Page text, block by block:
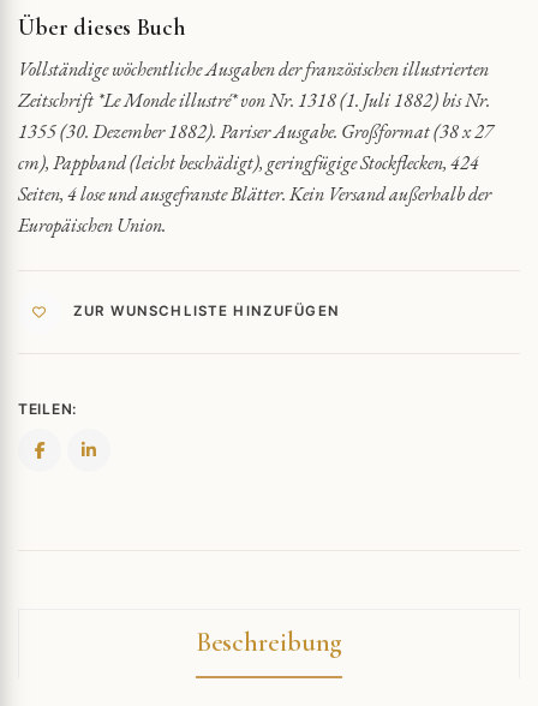
Über dieses Buch
Vollständige wöchentliche Ausgaben der französischen illustrierten
Zeitschrift *Le Monde illustré* von Nr. 1318 (1. Juli 1882) bis Nr.
1355 (30. Dezember 1882). Pariser Ausgabe. Großformat (38 x 27
cm), Pappband (leicht beschädigt), geringfügige Stockflecken, 424
Seiten, 4 lose und ausgefranste Blätter. Kein Versand außerhalb der
Europäischen Union.
ZUR WUNSCHLISTE HINZUFÜGEN
TEILEN:
Beschreibung